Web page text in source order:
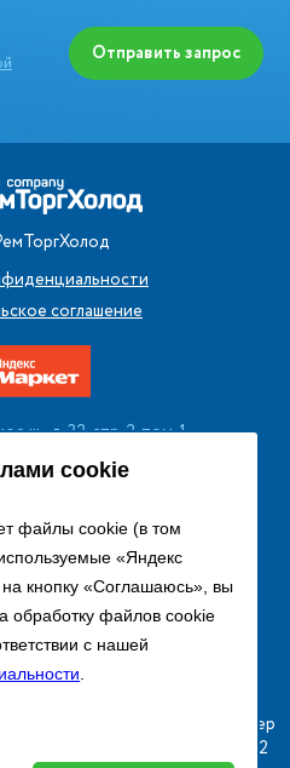
cookie
файлы cookie (в том
«Яндекс
кнопку «Соглашаюсь», вы
обработку файлов cookie
с нашей
.
Отправить запрос
соглашение
ш., д. 32, стр. 2, пом. 1
256 08 13
звонок
и продвижение сайта
носит справочный характер
в соответствии с пунктом 2